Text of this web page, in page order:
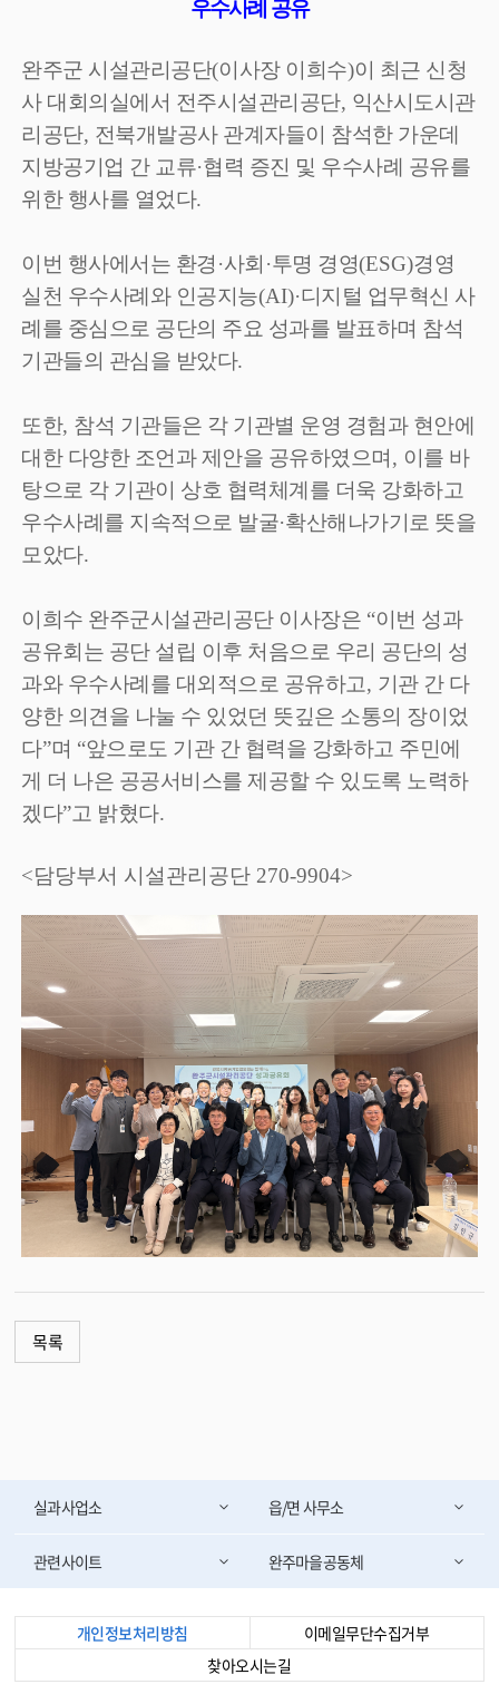
우수사례 공유
완주군 시설관리공단(이사장 이희수)이 최근 신청
사 대회의실에서 전주시설관리공단, 익산시도시관
리공단, 전북개발공사 관계자들이 참석한 가운데
지방공기업 간 교류·협력 증진 및 우수사례 공유를
위한 행사를 열었다.
이번 행사에서는 환경 ·사회 ·투명 경영(ESG)경영
실천 우수사례와 인공지능(AI)·디지털 업무혁신 사
례를 중심으로 공단의 주요 성과를 발표하며 참석
기관들의 관심을 받았다.
또한, 참석 기관들은 각 기관별 운영 경험과 현안에
대한 다양한 조언과 제안을 공유하였으며, 이를 바
탕으로 각 기관이 상호 협력체계를 더욱 강화하고
우수사례를 지속적으로 발굴·확산해나가기로 뜻을
모았다.
이희수 완주군시설관리공단 이사장은 “이번 성과
공유회는 공단 설립 이후 처음으로 우리 공단의 성
과와 우수사례를 대외적으로 공유하고, 기관 간 다
양한 의견을 나눌 수 있었던 뜻깊은 소통의 장이었
다”며 “앞으로도 기관 간 협력을 강화하고 주민에
게 더 나은 공공서비스를 제공할 수 있도록 노력하
겠다”고 밝혔다.
<담당부서 시설관리공단 270-9904>
목록
실과사업소 읍/면 사무소
관련사이트 완주마을공동체
개인정보처리방침
이메일무단수집거부
찾아오시는길